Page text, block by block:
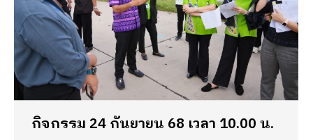
กิจกรรม 24 กันยายน 68 เวลา 10.00 น.